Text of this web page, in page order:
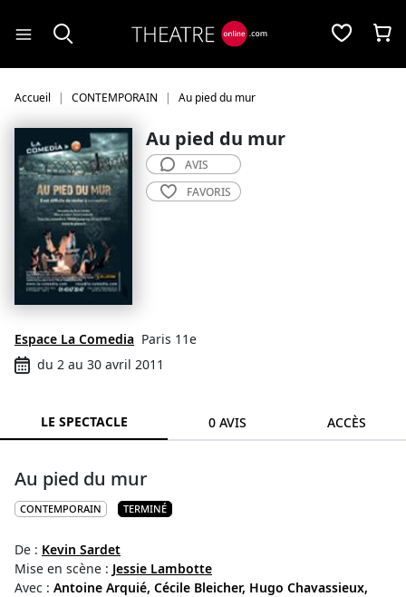
Accueil CONTEMPORAIN Au pied du mur
Au pied du mur
Espace La Comedia Paris 11e
du 2 au 30 avril 2011
AVIS
FAVORIS
LE SPECTACLE 0 AVIS ACCÈS
Au pied du mur
CONTEMPORAIN TERMINÉ
De : Kevin Sardet
Mise en scène : Jessie Lambotte
Avec : Antoine Arquié, Cécile Bleicher, Hugo Chavassieux,